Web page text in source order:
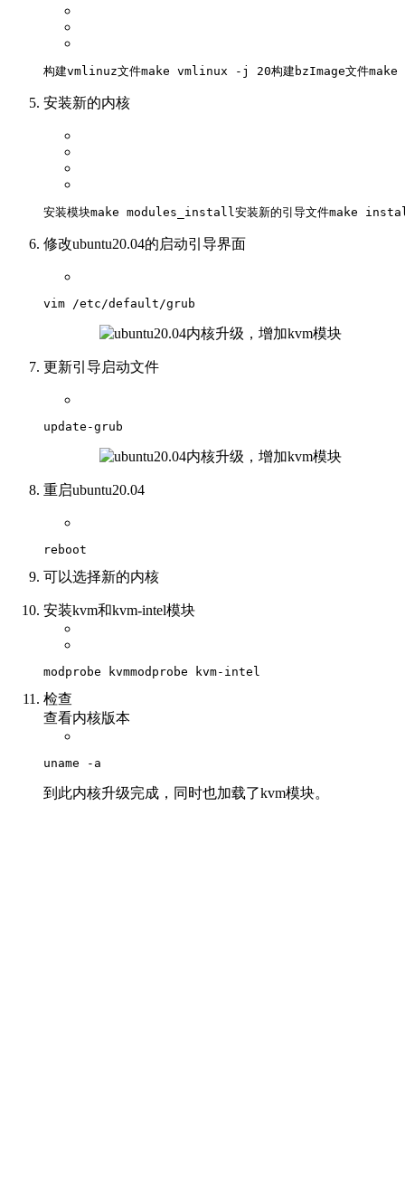
构建vmlinuz文件make vmlinux -j 20构建bzImage文件
安装新的内核
安装模块make modules_install安装新的引导文件make
修改ubuntu20.04的启动引导界面
vim /etc/default/grub
更新引导启动文件
update -grub
重启ubuntu20.04
reboot
可以选择新的内核
安装kvm和kvm-intel模块
modprobe kvmmodprobe kvm-intel
检查
查看内核版本
uname -a
到此内核升级完成，同时也加载了kvm模块。